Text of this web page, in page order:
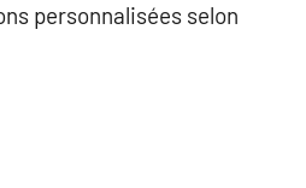
personnalisées selon